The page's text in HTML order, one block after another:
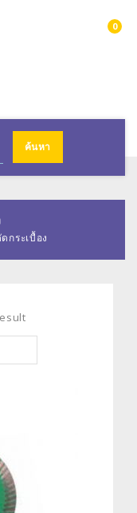
0
กระเบื้อง